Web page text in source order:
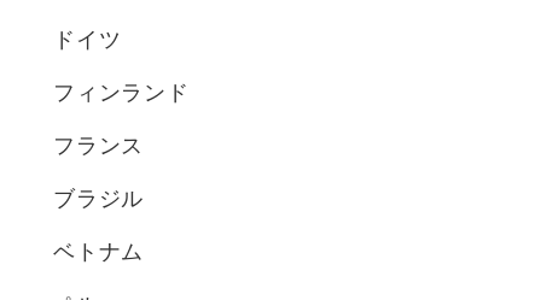
ドイツ
フィンランド
フランス
ブラジル
ベトナム